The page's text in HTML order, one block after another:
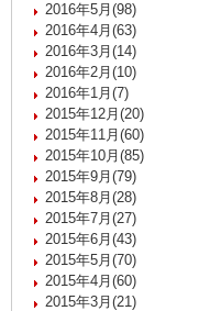
2016年5月(98)
2016年4月(63)
2016年3月(14)
2016年2月(10)
2016年1月(7)
2015年12月(20)
2015年11月(60)
2015年10月(85)
2015年9月(79)
2015年8月(28)
2015年7月(27)
2015年6月(43)
2015年5月(70)
2015年4月(60)
2015年3月(21)